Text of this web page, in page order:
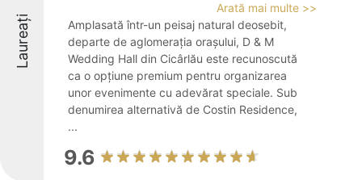
Laureați
Arată mai multe >>
Amplasată într-un peisaj natural deosebit,
departe de aglomerația orașului, D & M
Wedding Hall din Cicârlău este recunoscută
ca o opțiune premium pentru organizarea
unor evenimente cu adevărat speciale. Sub
denumirea alternativă de Costin Residence,
...
9.6